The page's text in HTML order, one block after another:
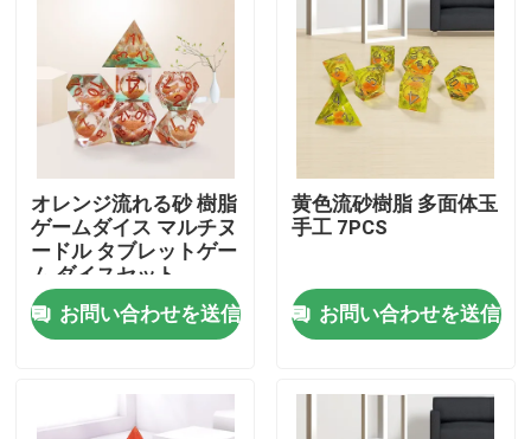
企業情報
接触
製品
ビデオ
RPGのダイス セット
樹脂RPGのダイス
オレンジ流れる砂 樹脂
ゲームダイス マルチヌ
ードル タブレットゲー
ム ダイスセット
お問い合わせを送信
黄色流砂樹脂 多面体玉
手工 7PCS
お問い合わせを送信